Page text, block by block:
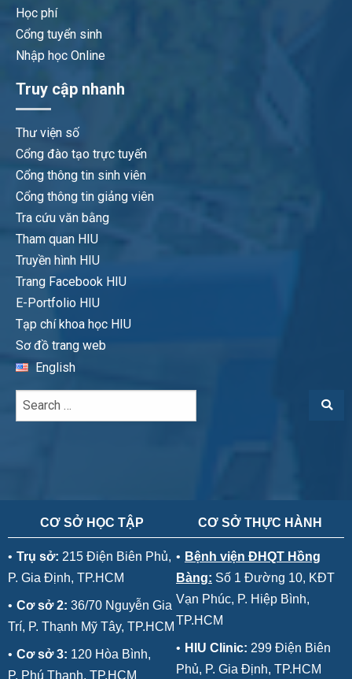
Học phí
Cổng tuyển sinh
Nhập học Online
Truy cập nhanh
Thư viện số
Cổng đào tạo trực tuyến
Cổng thông tin sinh viên
Cổng thông tin giảng viên
Tra cứu văn bằng
Tham quan HIU
Truyền hình HIU
Trang Facebook HIU
E-Portfolio HIU
Tạp chí khoa học HIU
Sơ đồ trang web
English
CƠ SỞ HỌC TẬP
• Trụ sở: 215 Điện Biên Phủ,
P. Gia Định, TP.HCM
• Cơ sở 2: 36/70 Nguyễn Gia
Trí, P. Thạnh Mỹ Tây, TP.HCM
• Cơ sở 3: 120 Hòa Bình,
P. Phú Thạnh, TP.HCM
CƠ SỞ THỰC HÀNH
• Bệnh viện ĐHQT Hồng
Bàng: Số 1 Đường 10, KĐT
Vạn Phúc, P. Hiệp Bình,
TP.HCM
• HIU Clinic: 299 Điện Biên
Phủ, P. Gia Định, TP.HCM